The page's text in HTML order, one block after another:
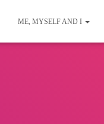
ME, MYSELF AND I